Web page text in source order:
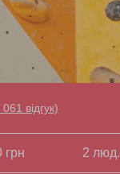
відгук)
грн 2 люд.